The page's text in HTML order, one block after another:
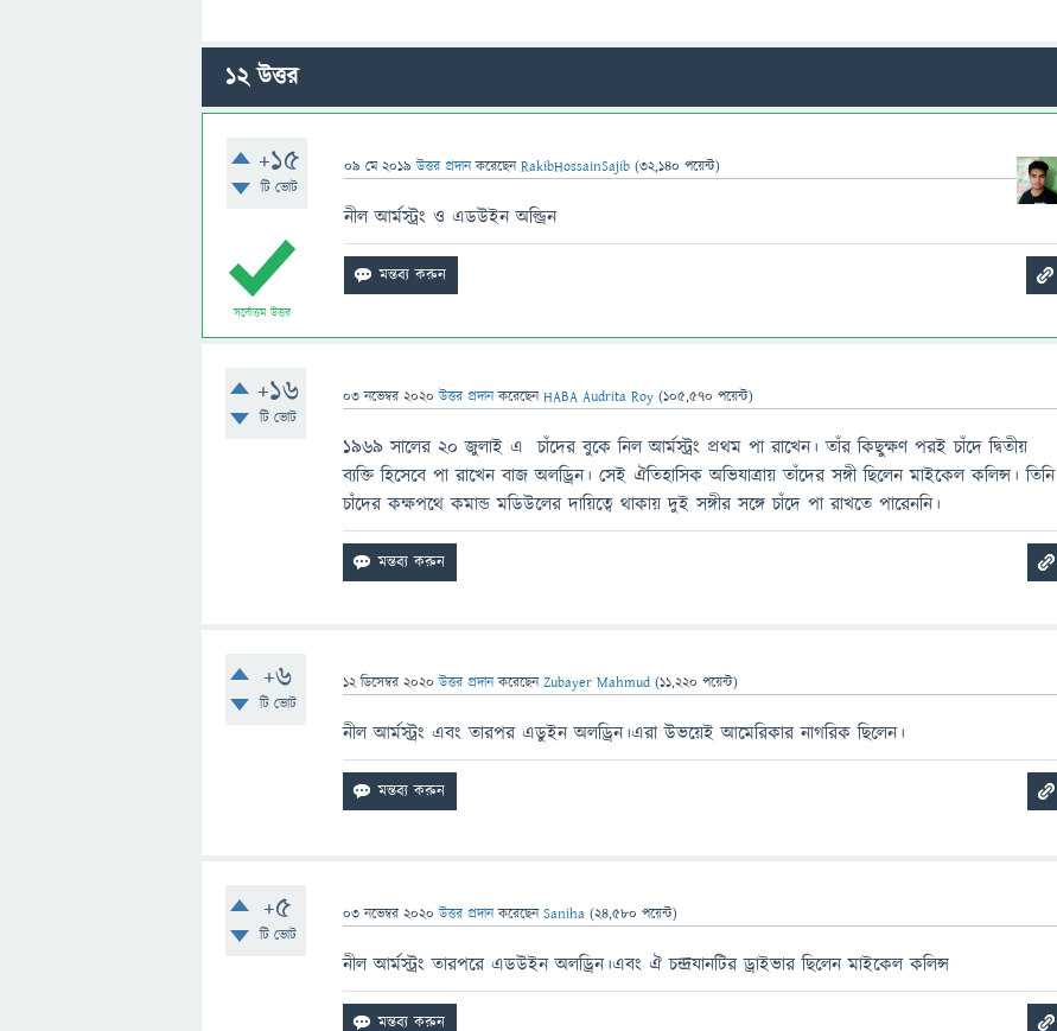
12উত্তর
+15
টি ভোট
09 মে 2019 উত্তর প্রদান করেছেনRakibHossainSajib (32,140 পয়েন্ট)
সর্বোত্তম উত্তর
নীল আর্মস্ট্রং ও এডউইন অল্ড্রিন
+16
টি ভোট
03 নভেম্বর 2020 উত্তর প্রদান করেছেনHABA Audrita Roy (105,570 পয়েন্ট)
১৯৬৯ সালের ২০ জুলাই এ চাঁদের বুকে নিল আর্মস্ট্রং প্রথম পা রাখেন। তাঁর কিছুক্ষণ পরই চাঁদে দ্বিতীয়
ব্যক্তি হিসেবে পা রাখেন বাজ অলড্রিন। সেই ঐতিহাসিক অভিযাত্রায় তাঁদের সঙ্গী ছিলেন মাইকেল কলিন্স। তিনি
চাঁদের কক্ষপথে কমান্ড মডিউলের দায়িত্বে থাকায় দুই সঙ্গীর সঙ্গে চাঁদে পা রাখতে পারেননি।
+6
টি ভোট
12 ডিসেম্বর 2020 উত্তর প্রদান করেছেনZubayer Mahmud (11,220 পয়েন্ট)
নীল আর্মস্ট্রং এবং তারপর এডুইন অলড্রিন।এরা উভয়েই আমেরিকার নাগরিক ছিলেন।
+5
টি ভোট
03 নভেম্বর 2020 উত্তর প্রদান করেছেনSaniha (24,580 পয়েন্ট)
নীল আর্মস্ট্রং তারপরে এডউইন অলড্রিন।এবং ঐ চন্দ্রযানটির ড্রাইভার ছিলেন মাইকেল কলিন্স